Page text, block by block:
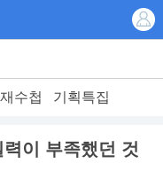
수첩 기획특집
이 부족했던 것